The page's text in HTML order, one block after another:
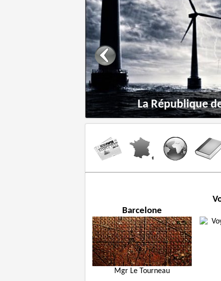
La République
Barcelone
Mgr Le Tourneau